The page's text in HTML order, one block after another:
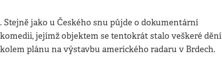
. Stejně jako u Českého snu půjde o dokumentární
komedii, jejímž objektem se tentokrát stalo veškeré dění
kolem plánu na výstavbu amerického radaru v Brdech.